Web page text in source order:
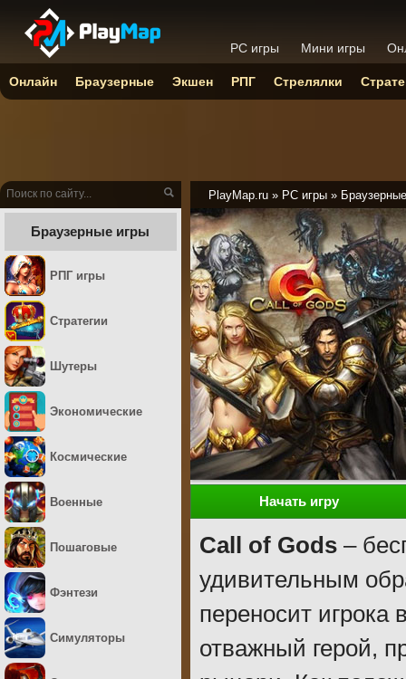
PlayMap.ru » PC игры » Браузерные
Начать игру
Call of Gods –
удивительным
переносит
отважный герой,
Браузерные игры
РПГ игры
Стратегии
Шутеры
Экономические
Космические
Военные
Пошаговые
Фэнтези
Симуляторы
PC игры Мини игры
Онлайн Браузерные Экшен РПГ Стрелялки